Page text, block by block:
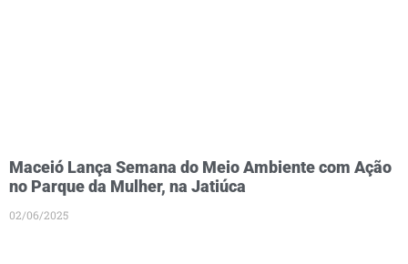
Maceió Lança Semana do Meio Ambiente com Ação
no Parque da Mulher, na Jatiúca
02/06/2025